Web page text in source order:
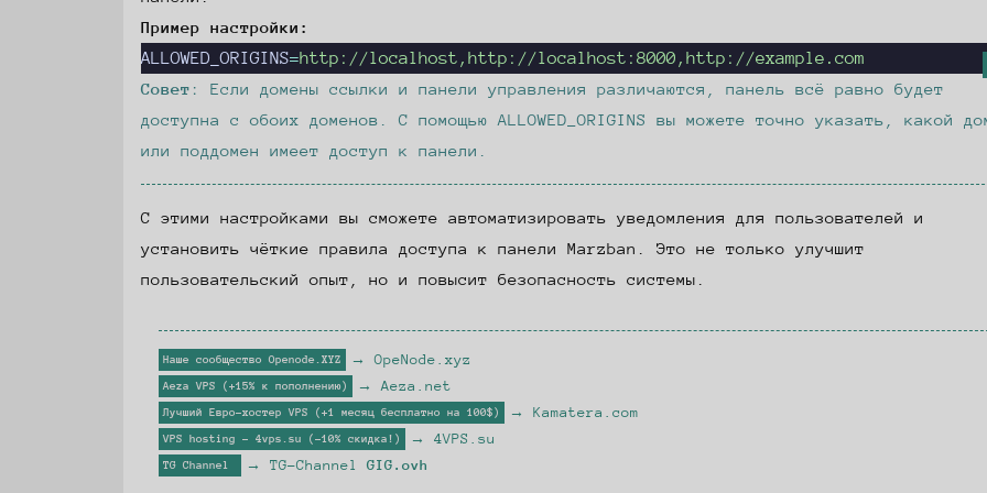
Пример настройки:
ALLOWED_ORIGINS=http://localhost,http://localhost:8000,http://example.com
Совет : Если домены ссылки и панели управления различаются, панель всё равно будет
доступна с обоих доменов. С помощью ALLOWED_ORIGINS
вы можете точно указать, какой
или поддомен имеет доступ к панели.
С этими настройками вы сможете автоматизировать уведомления для пользователей и
установить чёткие правила доступа к панели Marzban. Это не только улучшит
пользовательский опыт, но и повысит безопасность системы.
Наше сообщество Openode.XYZ OpeNode.xyz
Aeza VPS (+15% к пополнению) Aeza.net
Лучший Евро-хостер VPS (+1 месяц бесплатно на 100$) Kamatera.com
VPS hosting - 4vps.su (-10% скидка!) 4VPS.su
TG Channel TG-Channel GIG.ovh